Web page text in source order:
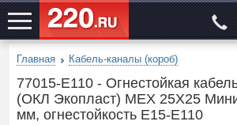
ЭЛЕКТРОСАЙТ№1
Главная Кабель-каналы (короб)
77015-E110 - Огнестойкая
(ОКЛ Экопласт) МЕХ 25Х25
мм, огнестойкость E15-E110